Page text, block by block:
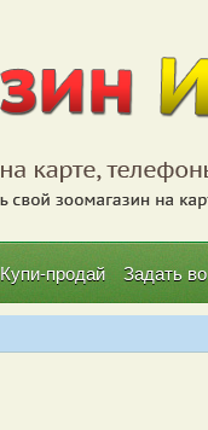
Купи-продай Задать